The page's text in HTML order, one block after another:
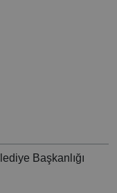
Başkanlığı